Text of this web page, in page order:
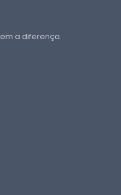
a diferença.